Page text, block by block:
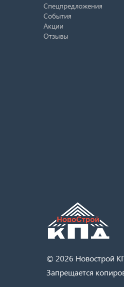
Спецпредложения
События
Акции
Отзывы
© 2026 Новострой
Запрещается